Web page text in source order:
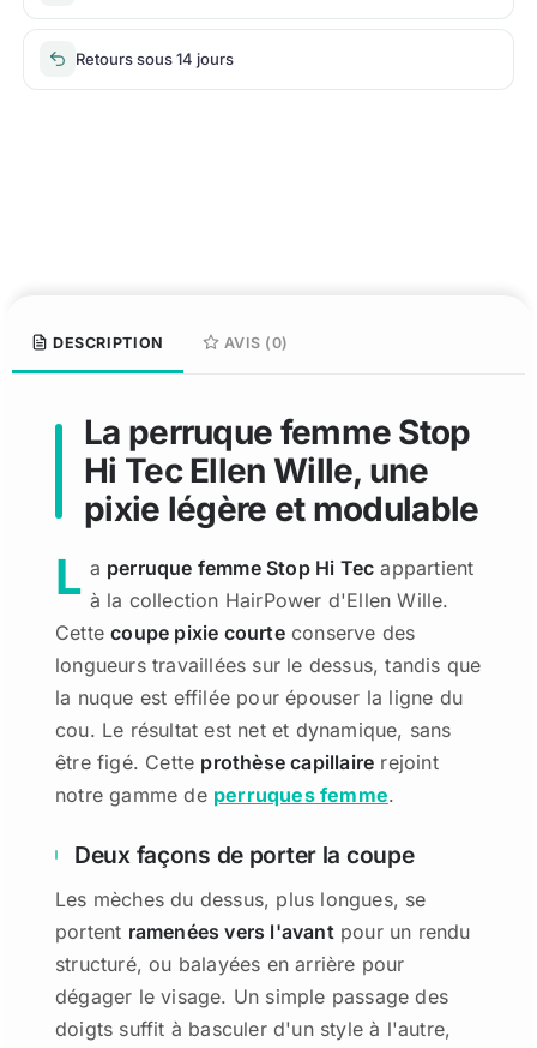
Retours sous 14 jours
DESCRIPTION AVIS (0)
La perruque femme Stop
Hi Tec Ellen Wille, une
pixie légère et modulable
L a perruque femme Stop Hi Tec appartient
à la collection HairPower d'Ellen Wille.
Cettecoupe pixie courteconserve des
longueurs travaillées sur le dessus, tandis que
la nuque est effilée pour épouser la ligne du
cou. Le résultat est net et dynamique, sans
être figé. Cette prothèse capillaire rejoint
notre gamme de perruques femme.
Deux façons de porter la coupe
Les mèches du dessus, plus longues, se
portent ramenées vers l'avantpour un rendu
structuré, ou balayées en arrière pour
dégager le visage. Un simple passage des
doigts suffit à basculer d'un style à l'autre,